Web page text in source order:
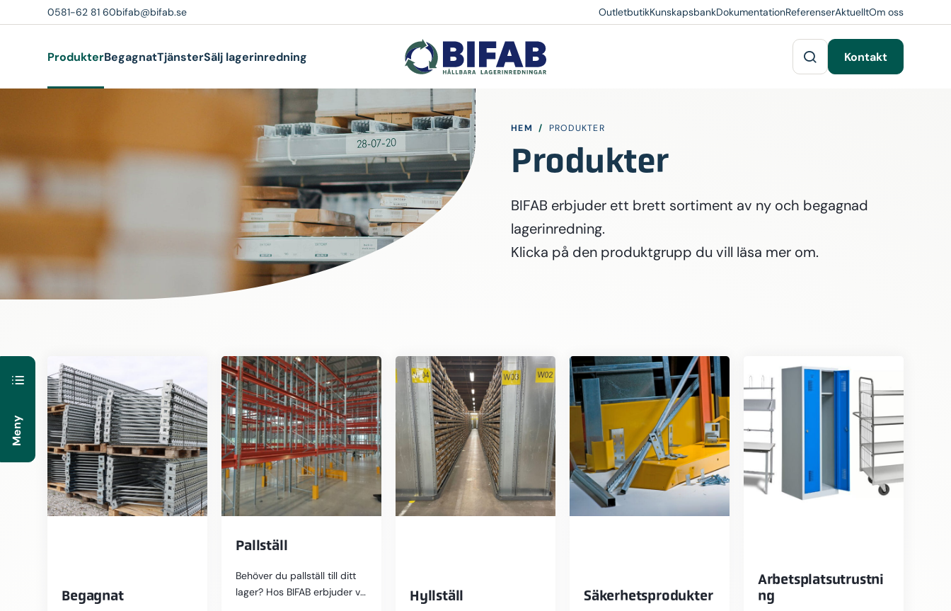
0581-62 81 60bifab@bifab.se OutletbutikKunskapsbankDokumentationReferenserAktuelltOm oss
ProdukterBegagnatTjänsterSälj lagerinredning Kontakt
HEM / PRODUKTER
Produkter
BIFAB erbjuder ett brett sortiment av ny och begagnad
lagerinredning.
Klicka på den produktgrupp du vill läsa mer om.
Meny
Begagnat
Pallställ
Behöver du pallställ till ditt
lager? Hos BIFAB erbjuder vi
Hyllställ Säkerhetsprodukter
Arbetsplatsutrustni
ng